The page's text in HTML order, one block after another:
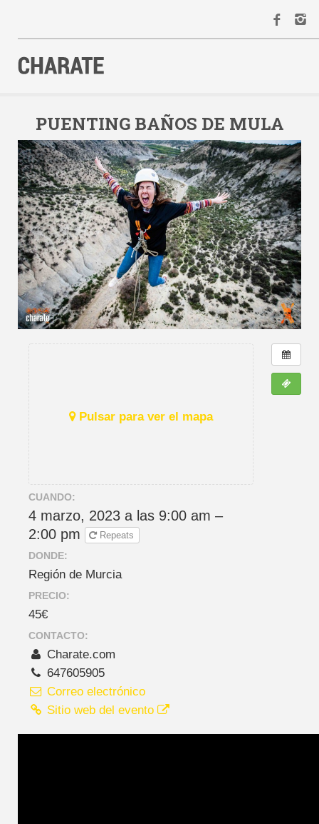
AGENDA
ACTIVIDADES
ALQUILER
EQUIPO
CONTACTO
PUENTING BAÑOS DE MULA
Pulsar para ver el mapa
CUANDO:
4 marzo, 2023 a las 9:00 am –
2:00 pm
Repeats
DONDE:
Región de Murcia
PRECIO:
45€
CONTACTO:
Charate.com
647605905
Correo electrónico
Sitio web del evento